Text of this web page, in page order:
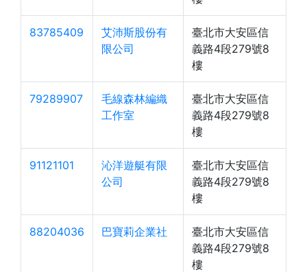
83785409
艾沛斯股份有
限公司
臺北市大安區信
義路4段279號8
樓
79289907
毛線森林編織
工作室
臺北市大安區信
義路4段279號8
樓
91121101
沁洋遊艇有限
公司
臺北市大安區信
義路4段279號8
樓
88204036 巴寶莉企業社
臺北市大安區信
義路4段279號8
樓